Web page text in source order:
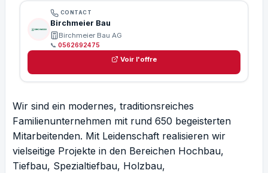
CONTACT
Birchmeier Bau
Birchmeier Bau AG
📞 0562692475
Voir l'offre
Wir sind ein modernes, traditionsreiches
Familienunternehmen mit rund 650 begeisterten
Mitarbeitenden. Mit Leidenschaft realisieren wir
vielseitige Projekte in den Bereichen Hochbau,
Tiefbau, Spezialtiefbau, Holzbau,